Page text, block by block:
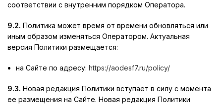
соответствии с внутренним порядком Оператора.
9.2. Политика может время от времени обновляться или
иным образом изменяться Оператором. Актуальная
версия Политики размещается:
на Сайте по адресу: https://aodesf7.ru/policy/
9.3. Новая редакция Политики вступает в силу с момента
ее размещения на Сайте. Новая редакция Политики